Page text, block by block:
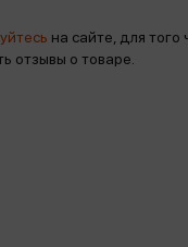
на сайте, для того
отзывы о товаре.